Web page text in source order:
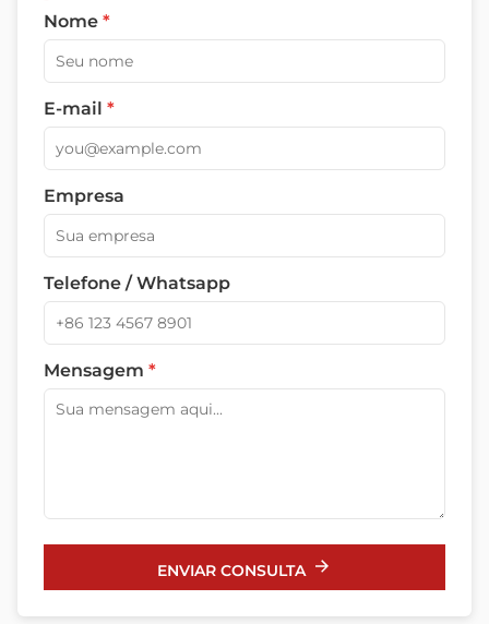
Nome *
E-mail *
Empresa
Telefone / Whatsapp
Mensagem *
ENVIAR CONSULTA